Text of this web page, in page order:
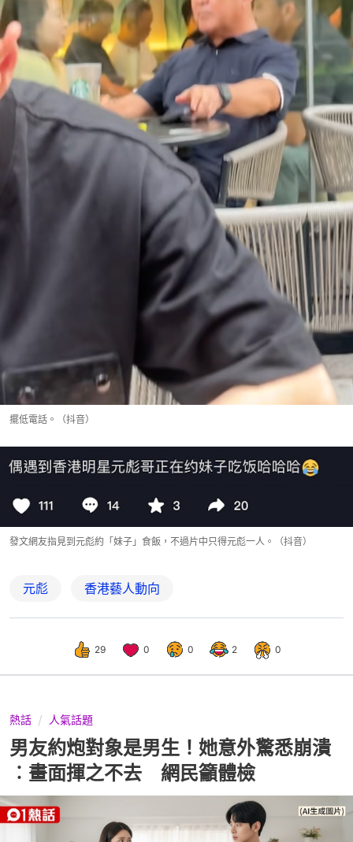
擺低電話。（抖音）
發文網友指見到元彪約「妹子」食飯，不過片中只得元彪一人。（抖音）
元彪 香港藝人動向
29 0 0 2 0
熱話 人氣話題
男友約炮對象是男生！她意外驚悉崩潰
︰畫面揮之不去 網民籲體檢